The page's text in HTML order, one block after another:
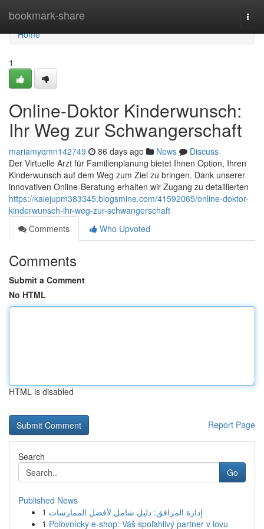
bookmark-share
Home
Home
1
Online-Doktor Kinderwunsch:
Ihr Weg zur Schwangerschaft
mariamyqmn142749 86 days ago News
Discuss
Der Virtuelle Arzt für Familienplanung bietet Ihnen Option, Ihren
Kinderwunsch auf dem Weg zum Ziel zu bringen. Dank unserer
innovativen Online-Beratung erhalten wir Zugang zu detaillierten
https://kalejupm383345.blogsmine.com/41592065/online-doktor-
kinderwunsch-ihr-weg-zur-schwangerschaft
Comments
Who Upvoted
Comments
Submit a Comment
No HTML
HTML is disabled
Report Page
Search
Go
Published News
1 إدارة المرافق: دليل شامل لأفضل الممارسات
1 Poľovnícky e-shop: Váš spoľahlivý partner v lovu